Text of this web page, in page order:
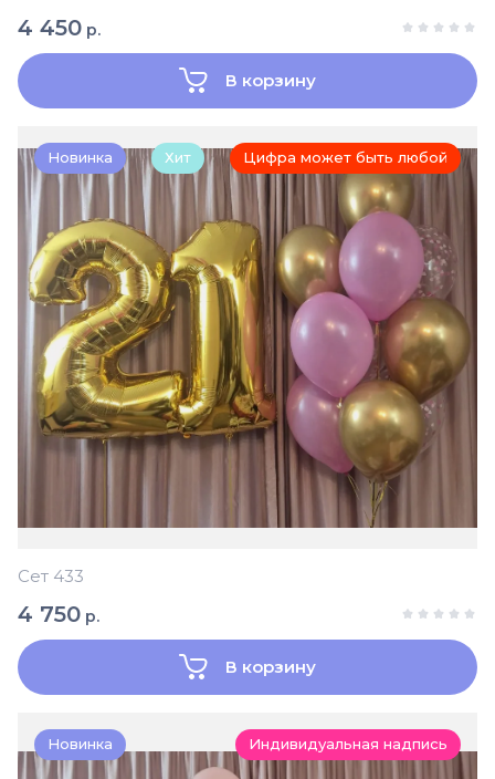
4 450 р.
В корзину
Новинка Хит Цифра может быть любой
Сет 433
4 750 р.
В корзину
Новинка Индивидуальная надпись